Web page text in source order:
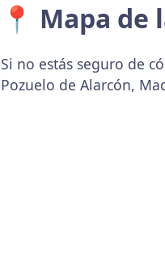
📍 Mapa de
Si no estás seguro de
Pozuelo de Alarcón,